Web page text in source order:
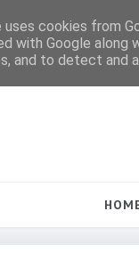
uses cookies from
with Google
and to detect and